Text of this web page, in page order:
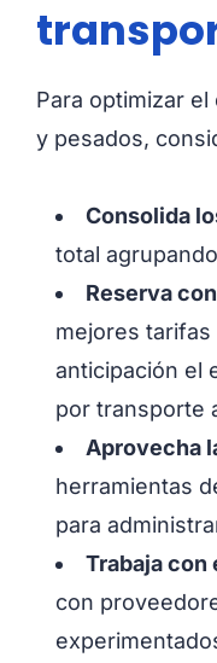
Para optimizar
y pesados,
Consolida
total
Reserva
mejores
anticipación el
por transporte
Aprovecha
herramientas
para
Trabaja con
con